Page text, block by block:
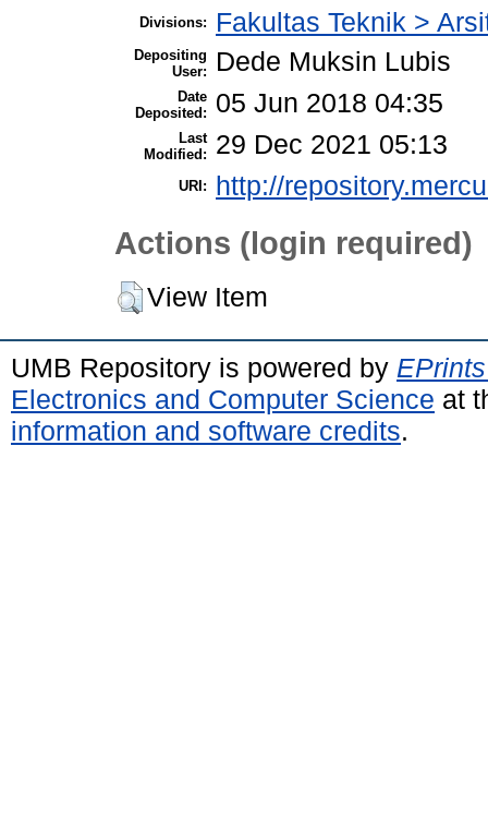
Divisions: Fakultas Teknik >
Depositing
User:
Dede Muksin Lubis
Date
Deposited:
05 Jun 2018 04:35
Last
Modified:
29 Dec 2021 05:13
URI: http://
Actions (login required)
View Item
UMB Repository is powered by
Electronics and Computer Science at
information and software credits.